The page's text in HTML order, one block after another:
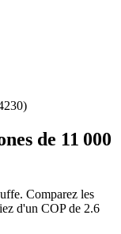
)
de 11 000
Comparez les
d'un COP de 2.6